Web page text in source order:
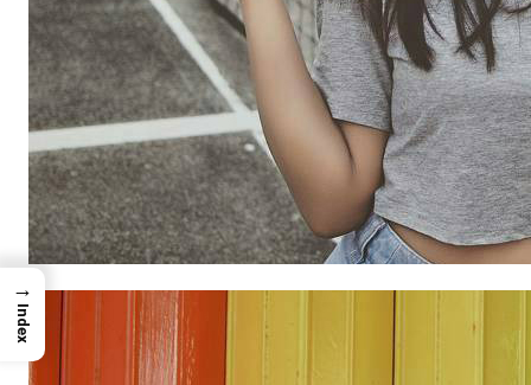
→
Index